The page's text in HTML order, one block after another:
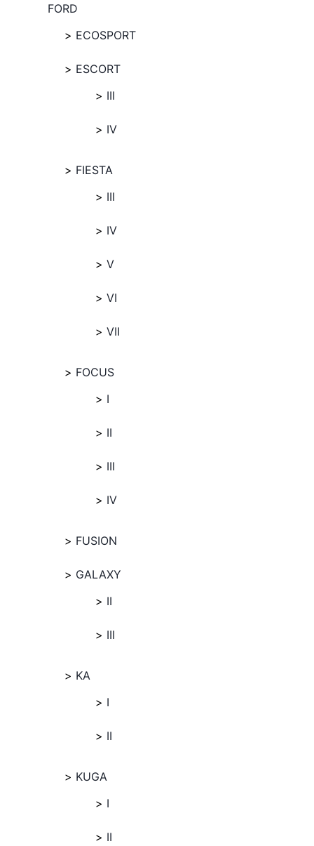
FORD
ECOSPORT
ESCORT
III
IV
FIESTA
III
IV
V
VI
VII
FOCUS
I
II
III
IV
FUSION
GALAXY
II
III
KA
I
II
KUGA
I
II